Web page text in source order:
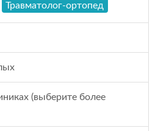
Травматолог-ортопед
(выберите более